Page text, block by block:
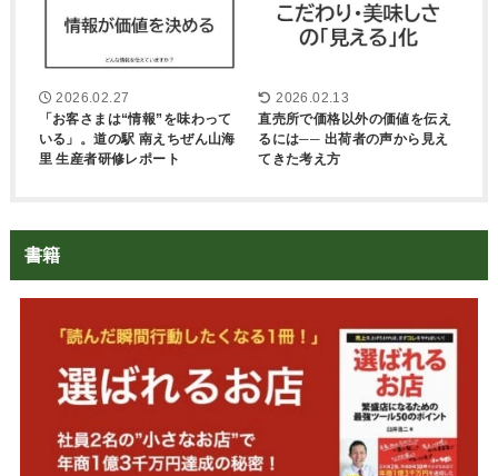
2026.02.27
「お客さまは“情報”を味わって
いる」。道の駅 南えちぜん山海
里 生産者研修レポート
2026.02.13
直売所で価格以外の価値を伝え
るには── 出荷者の声から見え
てきた考え方
書籍